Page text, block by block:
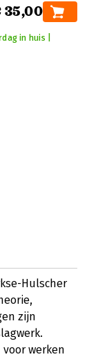
35,00
in huis |
Hulscher
zijn
werken